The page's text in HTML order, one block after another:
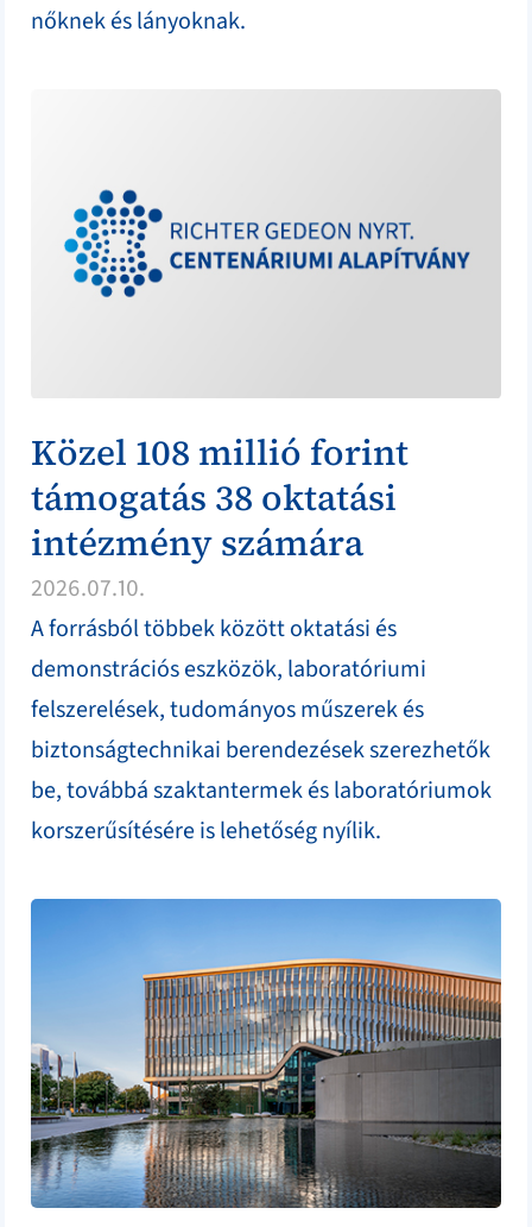
nőknek és lányoknak.
Közel 108 millió forint
támogatás 38 oktatási
intézmény számára
2026.07.10.
A forrásból többek között oktatási és
demonstrációs eszközök, laboratóriumi
felszerelések, tudományos műszerek és
biztonságtechnikai berendezések szerezhetők
be, továbbá szaktantermek és laboratóriumok
korszerűsítésére is lehetőség nyílik.